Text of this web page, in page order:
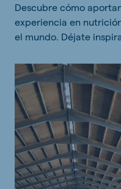
Descubre cómo
experiencia en
el mundo. Déjate